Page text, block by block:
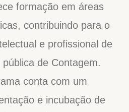
formação em áreas
contribuindo para o
e profissional de
de Contagem.
conta com um
e incubação de